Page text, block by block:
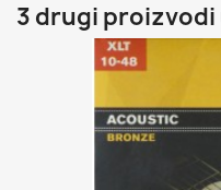
3 drugi